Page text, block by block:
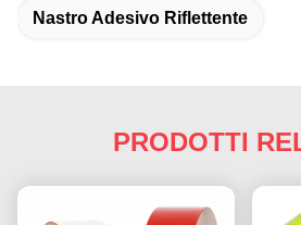
Nastro Adesivo Riflettente
PRODOTTI